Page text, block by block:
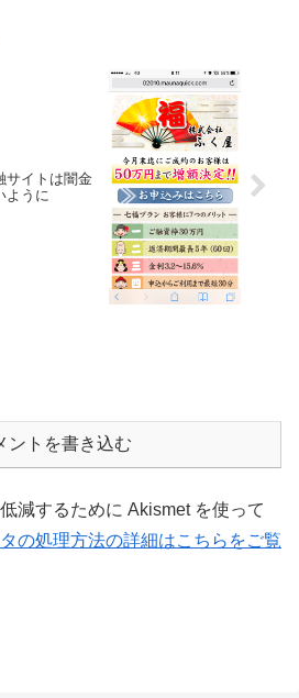
サイトは闇金
ように
ントを書き込む
減するために Akismet を使って
の処理方法の詳細はこちらをご覧